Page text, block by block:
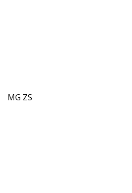
MG ZS